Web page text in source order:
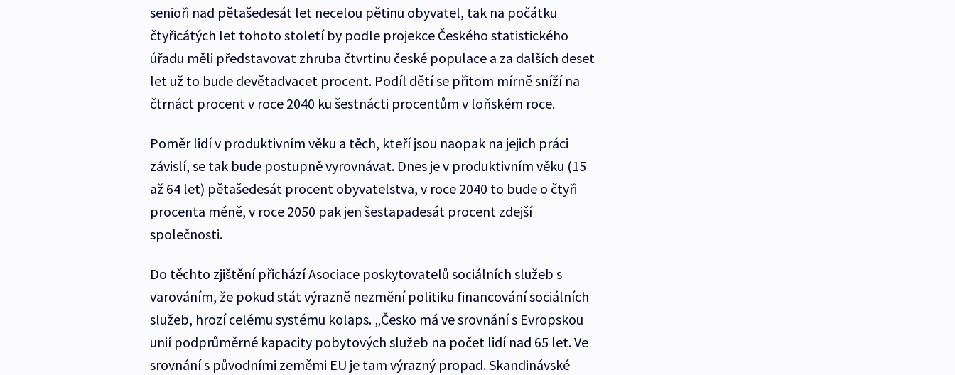
senioři nad pětašedesát let necelou pětinu obyvatel, tak na počátku
čtyřicátých let tohoto století by podle projekce Českého statistického
úřadu měli představovat zhruba čtvrtinu české populace a za dalších deset
let už to bude devětadvacet procent. Podíl dětí se přitom mírně sníží na
čtrnáct procent v roce 2040 ku šestnácti procentům v loňském roce.
Poměr lidí v produktivním věku a těch, kteří jsou naopak na jejich práci
závislí, se tak bude postupně vyrovnávat. Dnes je v produktivním věku (15
až 64 let) pětašedesát procent obyvatelstva, v roce 2040 to bude o čtyři
procenta méně, v roce 2050 pak jen šestapadesát procent zdejší
společnosti.
Do těchto zjištění přichází Asociace poskytovatelů sociálních služeb s
varováním, že pokud stát výrazně nezmění politiku financování sociálních
služeb, hrozí celému systému kolaps. „Česko má ve srovnání s Evropskou
unií podprůměrné kapacity pobytových služeb na počet lidí nad 65 let. Ve
srovnání s původními zeměmi EU je tam výrazný propad. Skandinávské